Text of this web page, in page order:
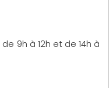
9h à 12h et de 14h à